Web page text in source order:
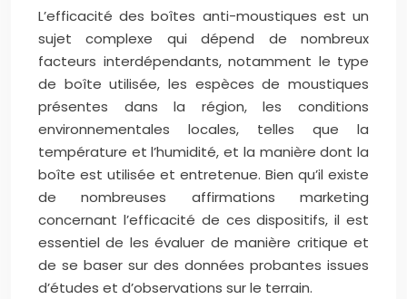
L’efficacité des boîtes anti-moustiques est un
sujet complexe qui dépend de nombreux
facteurs interdépendants, notamment le type
de boîte utilisée, les espèces de moustiques
présentes dans la région, les conditions
environnementales locales, telles que la
température et l’humidité, et la manière dont la
boîte est utilisée et entretenue. Bien qu’il existe
de nombreuses affirmations marketing
concernant l’efficacité de ces dispositifs, il est
essentiel de les évaluer de manière critique et
de se baser sur des données probantes issues
d’études et d’observations sur le terrain.